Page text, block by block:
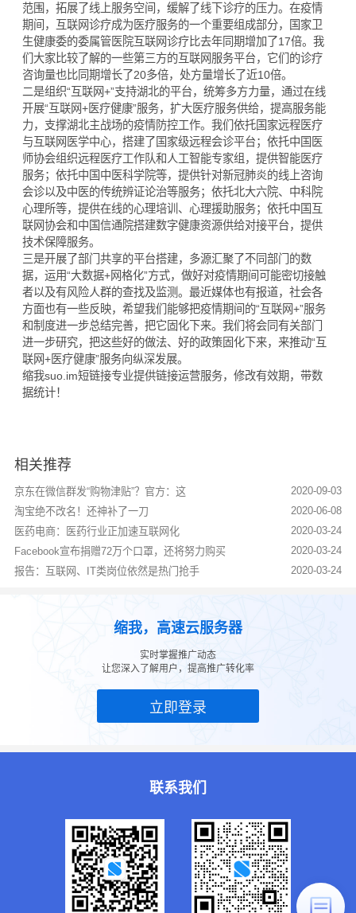
范围，拓展了线上服务空间，缓解了线下诊疗的压力。在疫情
期间，互联网诊疗成为医疗服务的一个重要组成部分，国家卫
生健康委的委属管医院互联网诊疗比去年同期增加了17倍。我
们大家比较了解的一些第三方的互联网服务平台，它们的诊疗
咨询量也比同期增长了20多倍，处方量增长了近10倍。
二是组织“互联网+”支持湖北的平台，统筹多方力量，通过在线
开展“互联网+医疗健康”服务，扩大医疗服务供给，提高服务能
力，支撑湖北主战场的疫情防控工作。我们依托国家远程医疗
与互联网医学中心，搭建了国家级远程会诊平台；依托中国医
师协会组织远程医疗工作队和人工智能专家组，提供智能医疗
服务；依托中国中医科学院等，提供针对新冠肺炎的线上咨询
会诊以及中医的传统辨证论治等服务；依托北大六院、中科院
心理所等，提供在线的心理培训、心理援助服务；依托中国互
联网协会和中国信通院搭建数字健康资源供给对接平台，提供
技术保障服务。
三是开展了部门共享的平台搭建，多源汇聚了不同部门的数
据，运用“大数据+网格化”方式，做好对疫情期间可能密切接触
者以及有风险人群的查找及监测。最近媒体也有报道，社会各
方面也有一些反映，希望我们能够把疫情期间的“互联网+”服务
和制度进一步总结完善，把它固化下来。我们将会同有关部门
进一步研究，把这些好的做法、好的政策固化下来，来推动“互
联网+医疗健康”服务向纵深发展。
缩我suo.im短链接专业提供链接运营服务，修改有效期，带数
据统计！
相关推荐
京东在微信群发“购物津贴”？官方：这
2020-09-03
淘宝绝不改名！还神补了一刀
2020-06-08
医药电商：医药行业正加速互联网化
2020-03-24
Facebook宣布捐赠72万个口罩，还将努力购买
2020-03-24
报告：互联网、IT类岗位依然是热门抢手
2020-03-24
缩我，高速云服务器
实时掌握推广动态
让您深入了解用户，提高推广转化率
立即登录
联系我们